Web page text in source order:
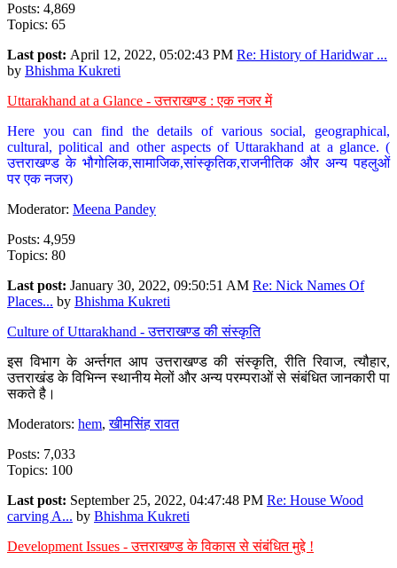
Posts: 4,869
Topics: 65
Last post: April 12, 2022, 05:02:43 PM Re: History of Haridwar ...
by Bhishma Kukreti
Uttarakhand at a Glance - उत्तराखण्ड : एक नजर में
Here you can find the details of various social, geographical,
cultural, political and other aspects of Uttarakhand at a glance. (
उत्तराखण्ड के भौगोलिक,सामाजिक,सांस्कृतिक,राजनीतिक और अन्य पहलुओं
पर एक नजर)
Moderator: Meena Pandey
Posts: 4,959
Topics: 80
Last post: January 30, 2022, 09:50:51 AM Re: Nick Names Of
Places... by Bhishma Kukreti
Culture of Uttarakhand - उत्तराखण्ड की संस्कृति
इस विभाग के अर्न्तगत आप उत्तराखण्ड की संस्कृति, रीति रिवाज, त्यौहार,
उत्तराखंड के विभिन्न स्थानीय मेलों और अन्य परम्पराओं से संबंधित जानकारी पा
सकते है।
Moderators: hem,खीमसिंह रावत
Posts: 7,033
Topics: 100
Last post: September 25, 2022, 04:47:48 PM Re: House Wood
carving A... by Bhishma Kukreti
Development Issues - उत्तराखण्ड के विकास से संबंधित मुद्दे !